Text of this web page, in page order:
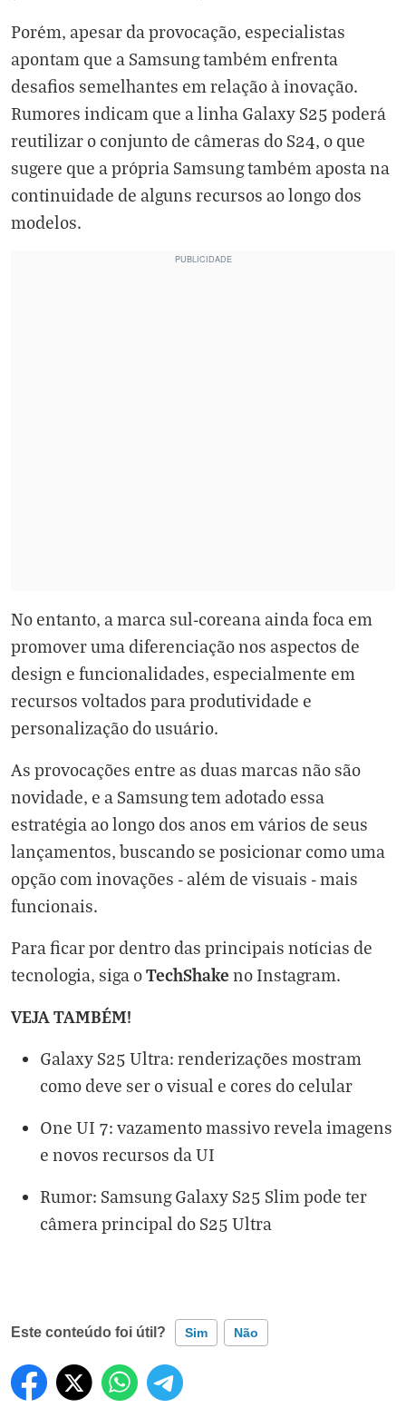
Porém, apesar da provocação, especialistas
apontam que a Samsung também enfrenta
desafios semelhantes em relação à inovação.
Rumores indicam que a linha Galaxy S25 poderá
reutilizar o conjunto de câmeras do S24, o que
sugere que a própria Samsung também aposta na
continuidade de alguns recursos ao longo dos
modelos.
No entanto, a marca sul-coreana ainda foca em
promover uma diferenciação nos aspectos de
design e funcionalidades, especialmente em
recursos voltados para produtividade e
personalização do usuário.
As provocações entre as duas marcas não são
novidade, e a Samsung tem adotado essa
estratégia ao longo dos anos em vários de seus
lançamentos, buscando se posicionar como uma
opção com inovações - além de visuais - mais
funcionais.
Para ficar por dentro das principais notícias de
tecnologia, siga oTechShake no Instagram.
VEJA TAMBÉM!
Galaxy S25 Ultra: renderizações mostram
como deve ser o visual e cores do celular
One UI 7: vazamento massivo revela imagens
e novos recursos da UI
Rumor: Samsung Galaxy S25 Slim pode ter
câmera principal do S25 Ultra
Este conteúdo foi útil? Sim Não
Este conteúdo contém informação incorreta